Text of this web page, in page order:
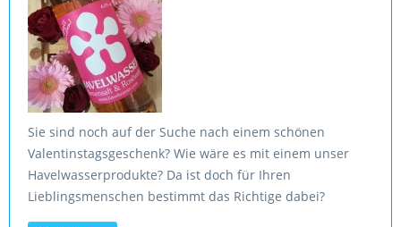
Sie sind noch auf der Suche nach einem schönen
Valentinstagsgeschenk? Wie wäre es mit einem unser
Havelwasserprodukte? Da ist doch für Ihren
Lieblingsmenschen bestimmt das Richtige dabei?